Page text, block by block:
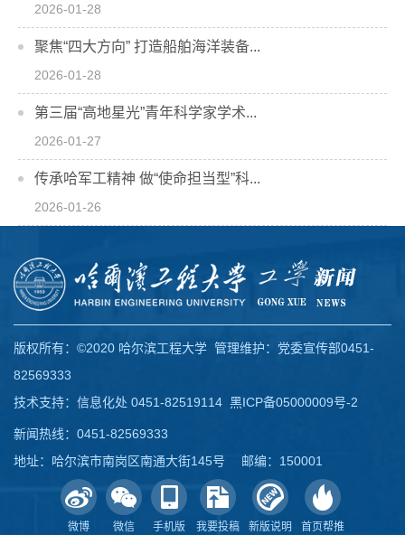
2026-01-28
聚焦“四大方向” 打造船舶海洋装备...
2026-01-28
第三届“高地星光”青年科学家学术...
2026-01-27
传承哈军工精神 做“使命担当型”科...
2026-01-26
版权所有：©2020 哈尔滨工程大学 管理维护：党委宣传部0451-
82569333
技术支持：信息化处 0451-82519114 黑ICP备05000009号-2
新闻热线：0451-82569333
地址：哈尔滨市南岗区南通大街145号 邮编：150001
微博 微信 手机版 我要投稿 新版说明 首页帮推